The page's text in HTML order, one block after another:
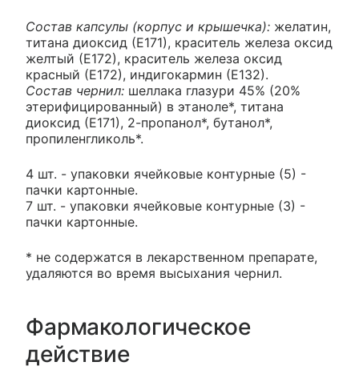
Состав капсулы (корпус и крышечка): желатин,
титана диоксид (Е171), краситель железа оксид
желтый (Е172), краситель железа оксид
красный (Е172), индигокармин (Е132).
Состав чернил: шеллака глазури 45% (20%
этерифицированный) в этаноле*, титана
диоксид (Е171), 2-пропанол*, бутанол*,
пропиленгликоль*.
4 шт. - упаковки ячейковые контурные (5) -
пачки картонные.
7 шт. - упаковки ячейковые контурные (3) -
пачки картонные.
* не содержатся в лекарственном препарате,
удаляются во время высыхания чернил.
Фармакологическое
действие